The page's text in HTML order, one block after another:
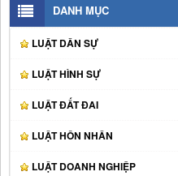
DANH MỤC
LUẬT DÂN SỰ
LUẬT HÌNH SỰ
LUẬT ĐẤT ĐAI
LUẬT HÔN NHÂN
LUẬT DOANH NGHIỆP